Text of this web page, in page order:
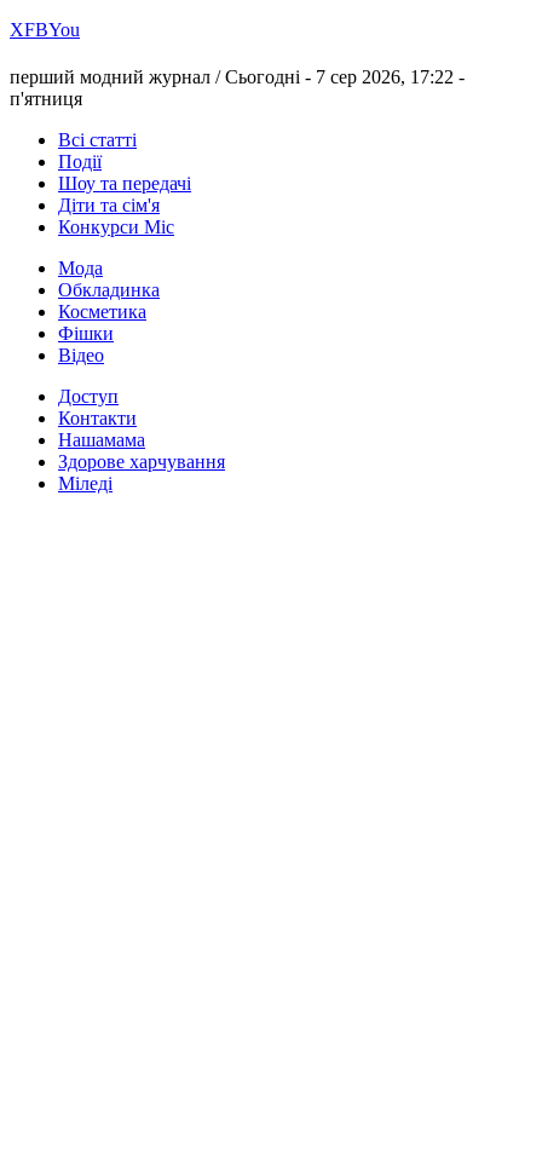
ХFBYou
перший модний журнал /Сьогодні - 7 сер 2026, 17:22 -
п'ятниця
Всі статті
Події
Шоу та передачі
Діти та сім'я
Конкурси Міс
Мода
Обкладинка
Косметика
Фішки
Відео
Доступ
Контакти
Нашамама
Здорове харчування
Міледі